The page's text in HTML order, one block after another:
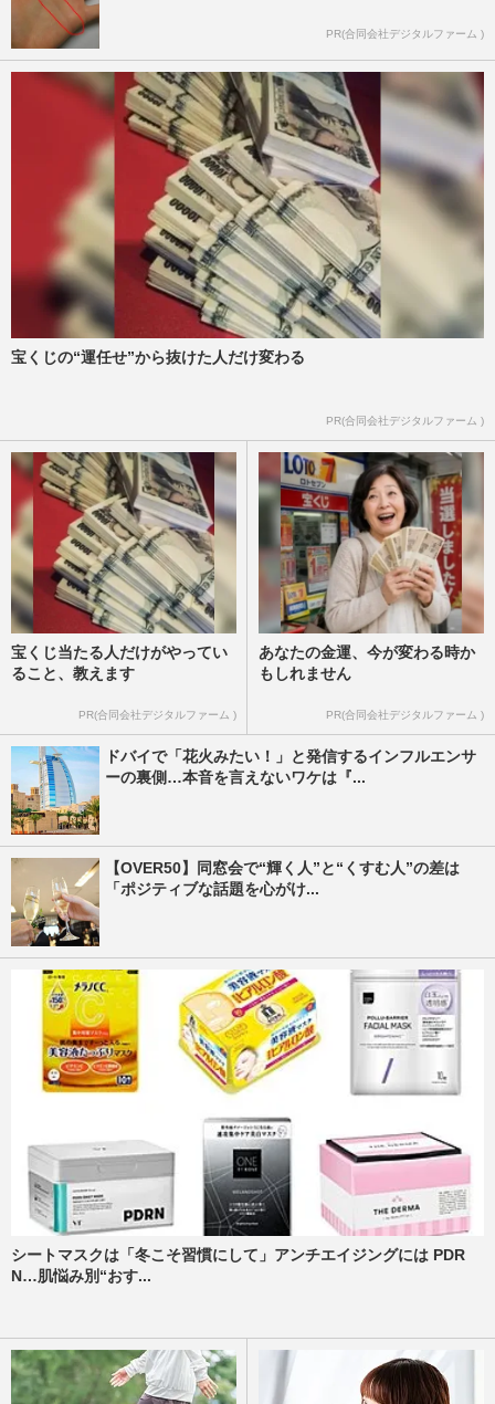
PR(合同会社デジタルファーム )
宝くじの“運任せ”から抜けた人だけ変わる
PR(合同会社デジタルファーム )
宝くじ当たる人だけがやってい
ること、教えます
PR(合同会社デジタルファーム )
あなたの金運、今が変わる時か
もしれません
PR(合同会社デジタルファーム )
ドバイで「花火みたい！」と発信するインフルエンサ
ーの裏側…本音を言えないワケは『...
【OVER50】同窓会で“輝く人”と“くすむ人”の差は
「ポジティブな話題を心がけ...
シートマスクは「冬こそ習慣にして」アンチエイジングには PDR
N…肌悩み別“おす...